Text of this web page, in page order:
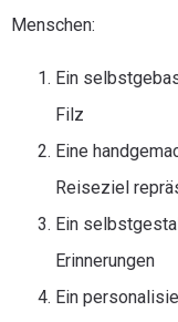
Menschen:
Ein
Filz
Eine
Reiseziel
Ein
Erinnerungen
Ein